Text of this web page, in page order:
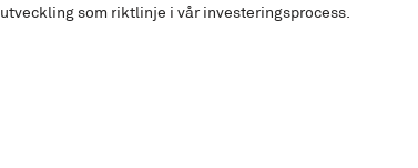
utveckling som riktlinje i vår investeringsprocess.